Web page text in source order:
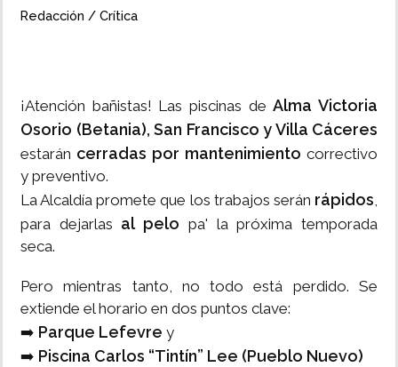
Redacción / Crítica
¡Atención bañistas! Las piscinas deAlma Victoria
Osorio (Betania), San Francisco y Villa Cáceres
estarán cerradas por mantenimiento correctivo
y preventivo.
La Alcaldía promete que los trabajos serán rápidos,
para dejarlas al pelo pa' la próxima temporada
seca.
Pero mientras tanto, no todo está perdido. Se
extiende el horario en dos puntos clave:
➡️ Parque Lefevre y
➡️ Piscina Carlos “Tintín” Lee (Pueblo Nuevo)